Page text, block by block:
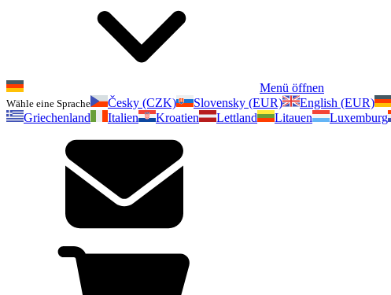
Menü öffnen
Wähle eine Sprache Česky (CZK) Slovensky (EUR) English (EUR)
Griechenland
Italien Kroatien Lettland Litauen Luxemburg